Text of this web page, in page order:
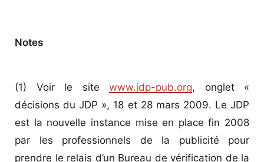
Notes
(1) Voir le site www.jdp-pub.org, onglet «
décisions du JDP », 18 et 28 mars 2009. Le JDP
est la nouvelle instance mise en place fin 2008
par les professionnels de la publicité pour
prendre le relais d’un Bureau de vérification de la